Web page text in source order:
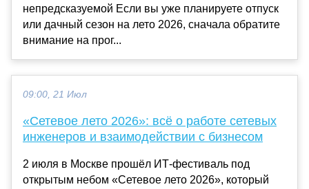
непредсказуемой Если вы уже планируете отпуск
или дачный сезон на лето 2026, сначала обратите
внимание на прог...
09:00, 21 Июл
«Сетевое лето 2026»: всё о работе сетевых
инженеров и взаимодействии с бизнесом
2 июля в Москве прошёл ИТ-фестиваль под
открытым небом «Сетевое лето 2026», который